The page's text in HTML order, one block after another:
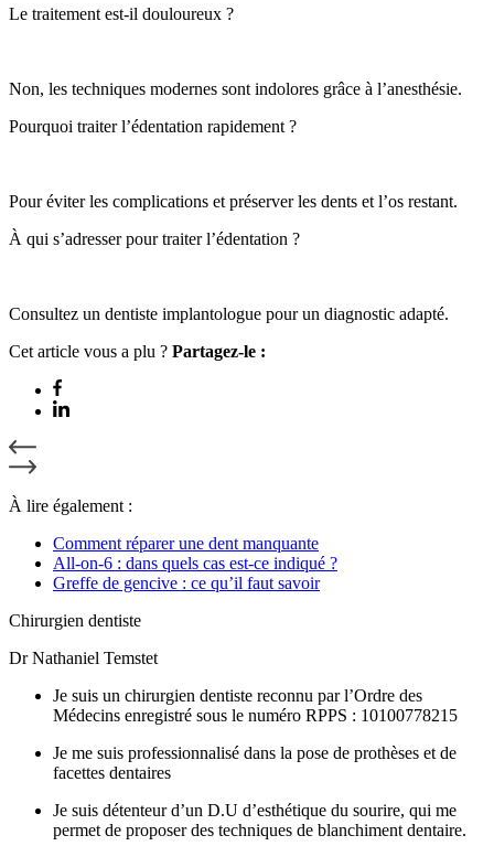
Le traitement est-il douloureux ?
Non, les techniques modernes sont indolores grâce à l’anesthésie.
Pourquoi traiter l’édentation rapidement ?
Pour éviter les complications et préserver les dents et l’os restant.
À qui s’adresser pour traiter l’édentation ?
Consultez un dentiste implantologue pour un diagnostic adapté.
Cet article vous a plu ? Partagez-le :
À lire également :
Comment réparer une dent manquante
All-on-6 : dans quels cas est-ce indiqué ?
Greffe de gencive : ce qu’il faut savoir
Chirurgien dentiste
Dr Nathaniel Temstet
Je suis un chirurgien dentiste reconnu par l’Ordre des
Médecins enregistré sous le numéro RPPS : 10100778215
Je me suis professionnalisé dans la pose de prothèses et de
facettes dentaires
Je suis détenteur d’un D.U d’esthétique du sourire, qui me
permet de proposer des techniques de blanchiment dentaire.